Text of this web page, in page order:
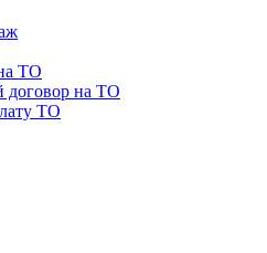
ТО
договор на ТО
ТО